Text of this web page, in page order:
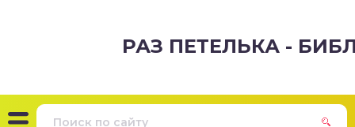
РАЗ ПЕТЕЛЬКА -